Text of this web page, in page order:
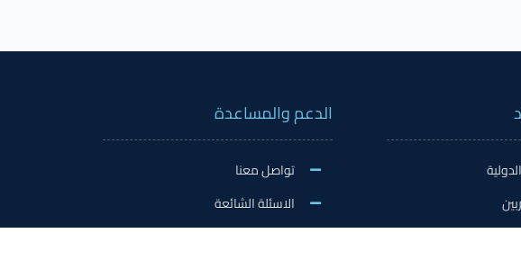
الدعم والمساعدة
تواصل معنا
الاسئلة الشائعة